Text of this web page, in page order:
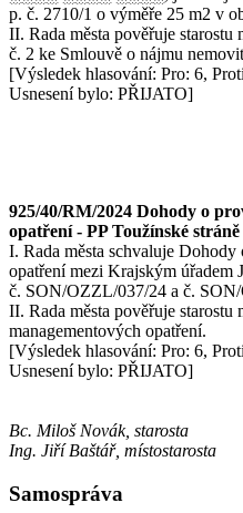
p. č. 2710/1 o výměře 25 m2 v
II. Rada města pověřuje starostu
č. 2 ke Smlouvě o nájmu
[Výsledek hlasování: Pro: 6,
Usnesení bylo: PŘIJATO]
925/40/RM/2024 Dohody o
opatření - PP Toužínské
I. Rada města schvaluje
opatření mezi Krajským úřadem
č. SON/OZZL/037/24 a č.
II. Rada města pověřuje starostu
managementových opatření.
[Výsledek hlasování: Pro: 6,
Usnesení bylo: PŘIJATO]
Bc. Miloš Novák, starosta
Ing. Jiří Baštář, místostarosta
Samospráva